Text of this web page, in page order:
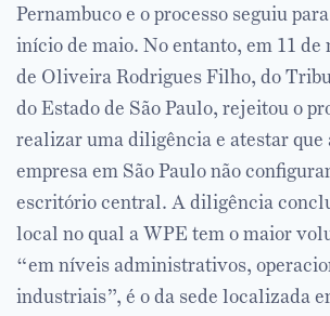
Pernambuco e o processo seguiu
início de maio. No entanto, em 11 de
de Oliveira Rodrigues Filho, do
do Estado de São Paulo, rejeitou o
realizar uma diligência e atestar que
empresa em São Paulo não
escritório central. A diligência
local no qual a WPE tem o maior
“em níveis administrativos,
industriais”, é o da sede localizada